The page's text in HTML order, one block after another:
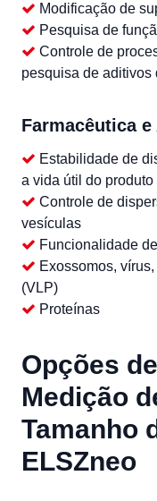
Modificação de
Pesquisa de
Controle de
pesquisa de aditivos
Farmacêutica
Estabilidade de
a vida útil do produto
Controle de
vesículas
Funcionalidade
Exossomos,
(VLP)
Proteínas
Opções
Medição
Tamanho
ELSZneo